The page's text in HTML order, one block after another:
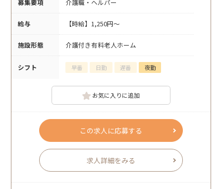
募集要項 介護職・ヘルパー
給与 【時給】1,250円～
施設形態 介護付き有料老人ホーム
シフト 早番 日勤 遅番 夜勤
お気に入りに追加
この求人に応募する
求人詳細をみる